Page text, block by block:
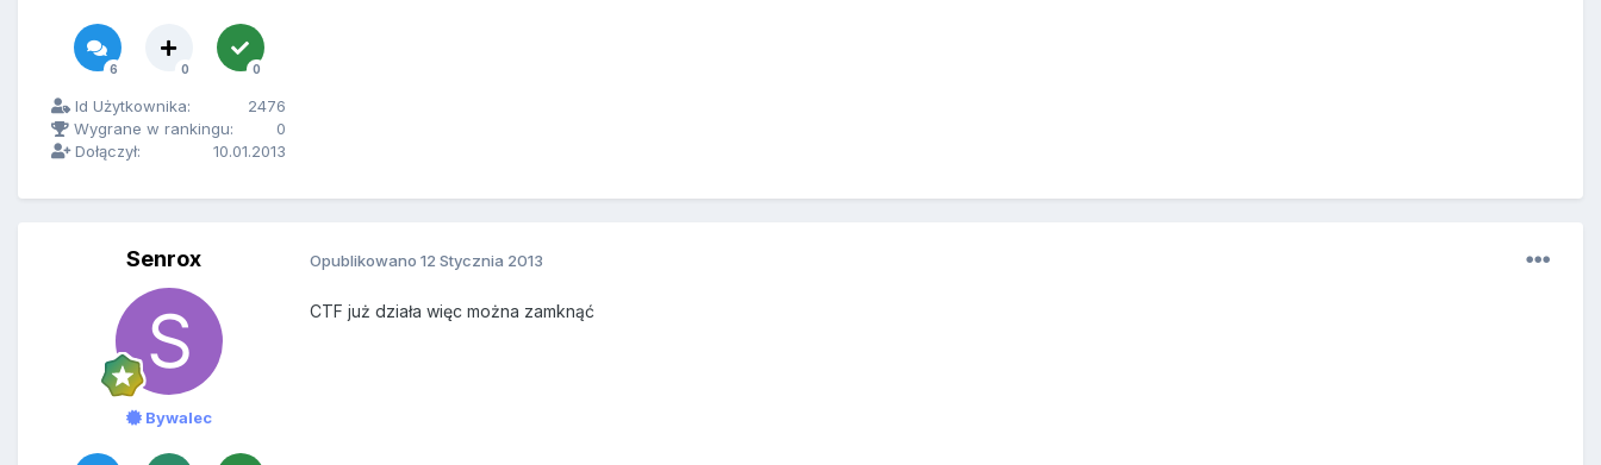
6 0 0
Id Użytkownika:
2476
Wygrane w rankingu:
0
Dołączył:
10.01.2013
Senrox
Bywalec
Opublikowano 12 Stycznia 2013
CTF już działa więc można zamknąć